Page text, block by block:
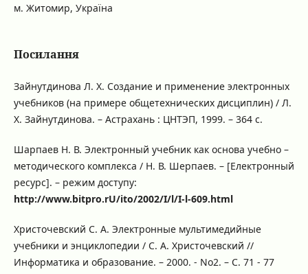
м. Житомир, Україна
Посилання
Зайнутдинова Л. Х. Создание и применение электронных
учебников (на примере общетехнических дисциплин) / Л.
Х. Зайнутдинова. – Астрахань : ЦНТЭП, 1999. – 364 с.
Шарпаев Н. В. Электронный учебник как основа учебно –
методического комплекса / Н. В. Шерпаев. – [Електронный
ресурс]. – режим доступу:
http://www.bitpro.rU/ito/2002/I/l/I-l-609.html
Христочевский С. А. Электронные мультимедийные
учебники и энциклопедии / С. А. Христочевский //
Информатика и образование. – 2000. - No2. – С. 71 - 77